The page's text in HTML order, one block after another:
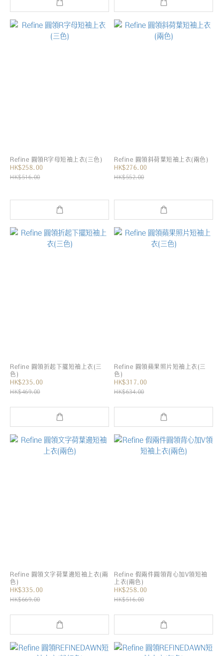
Refine 圓領R字母短袖上衣(三色)
HK$258.00
HK$516.00
Refine 圓領斜荷葉短袖上衣(兩色)
HK$276.00
HK$552.00
Refine 圓領折起下擺短袖上衣(三
色)
HK$235.00
HK$469.00
Refine 圓領蘋果照片短袖上衣(三
色)
HK$317.00
HK$634.00
Refine 圓領文字荷葉邊短袖上衣(兩
色)
HK$335.00
HK$669.00
Refine 假兩件圓領背心加V領短袖
上衣(兩色)
HK$258.00
HK$516.00